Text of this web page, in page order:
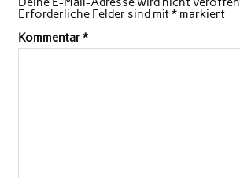
Erforderliche Felder sind mit*markiert
Kommentar*